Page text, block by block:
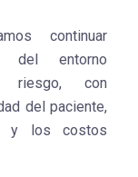
continuar
del entorno
riesgo, con
del paciente,
y los costos